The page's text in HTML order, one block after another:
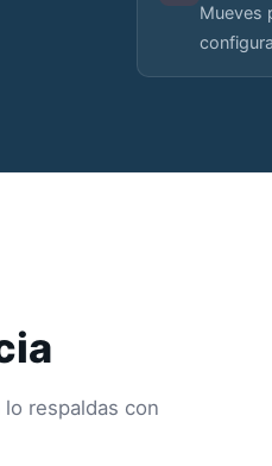
Mueves
respaldas con